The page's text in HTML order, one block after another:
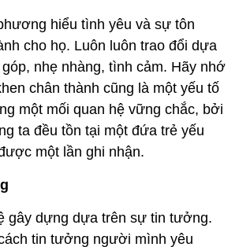
hiểu tình yêu và sự tôn
cho họ. Luôn luôn trao đổi dựa
nhẹ nhàng, tình cảm. Hãy nhớ
chân thành cũng là một yếu tố
một mối quan hệ vững chắc, bởi
ta đều tồn tại một đứa trẻ yếu
một lần ghi nhận.
gây dựng dựa trên sự tin tưởng.
tin tưởng người mình yêu